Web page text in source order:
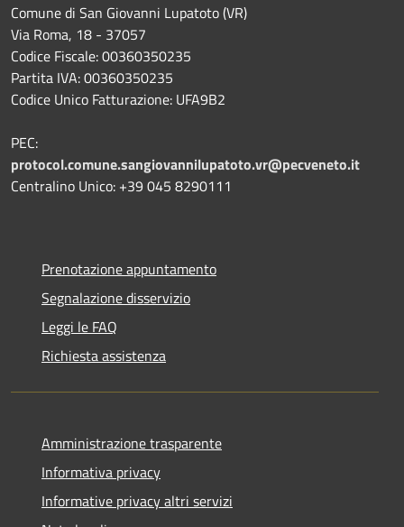
Comune di San Giovanni Lupatoto (VR)
Via Roma, 18 - 37057
Codice Fiscale: 00360350235
Partita IVA: 00360350235
Codice Unico Fatturazione: UFA9B2
PEC:
protocol.comune.sangiovannilupatoto.vr@pecveneto.it
Centralino Unico: +39 045 8290111
Prenotazione appuntamento
Segnalazione disservizio
Leggi le FAQ
Richiesta assistenza
Amministrazione trasparente
Informativa privacy
Informative privacy altri servizi